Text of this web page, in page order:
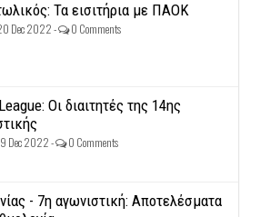
Τα εισιτήρια με ΠΑΟΚ
Dec 2022 - 0 Comments
Οι διαιτητές της 14ης
Dec 2022 - 0 Comments
- 7η αγωνιστική: Αποτελέσματα